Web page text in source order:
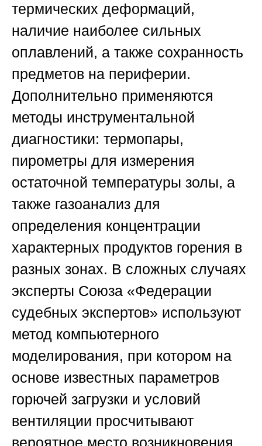
термических деформаций,
наличие наиболее сильных
оплавлений, а также сохранность
предметов на периферии.
Дополнительно применяются
методы инструментальной
диагностики: термопары,
пирометры для измерения
остаточной температуры золы, а
также газоанализ для
определения концентрации
характерных продуктов горения в
разных зонах. В сложных случаях
эксперты Союза «Федерации
судебных экспертов» используют
метод компьютерного
моделирования, при котором на
основе известных параметров
горючей загрузки и условий
вентиляции просчитывают
вероятное место возникновения